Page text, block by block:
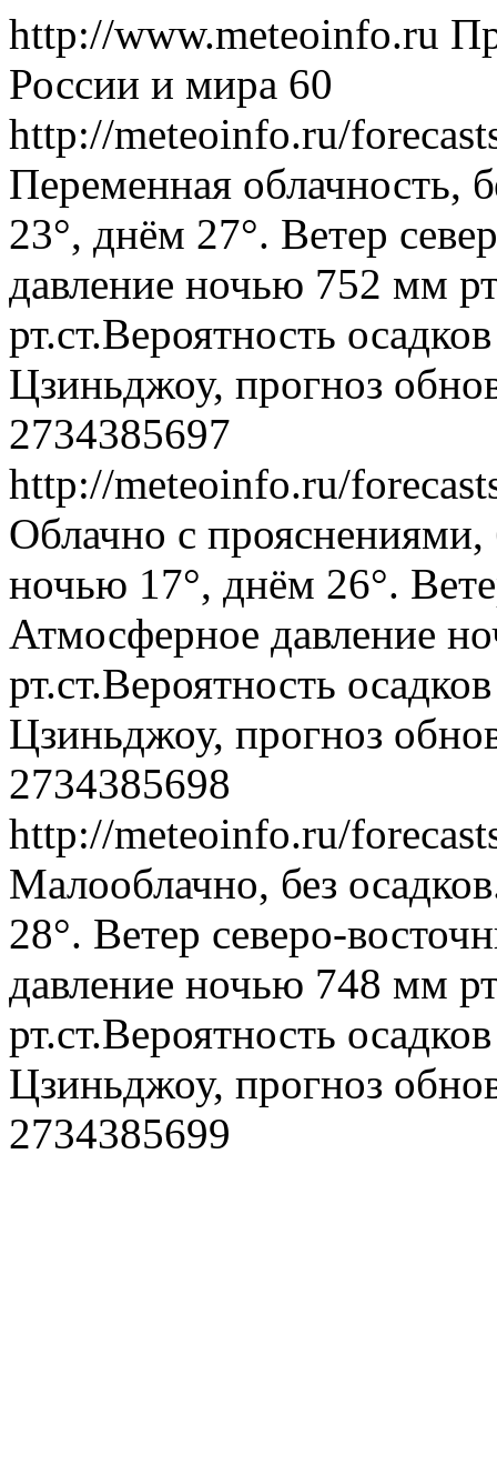
http://www.meteoinfo.ru
России и мира 60
http://meteoinfo.ru/
Переменная облачность,
23°, днём 27°. Ветер
давление ночью 752 мм
рт.ст.Вероятность
Цзиньджоу, прогноз
2734385697
http://meteoinfo.ru/
Облачно с прояснениями,
ночью 17°, днём 26°.
Атмосферное давление
рт.ст.Вероятность
Цзиньджоу, прогноз
2734385698
http://meteoinfo.ru/
Малооблачно, без
28°. Ветер северо-
давление ночью 748 мм
рт.ст.Вероятность
Цзиньджоу, прогноз
2734385699